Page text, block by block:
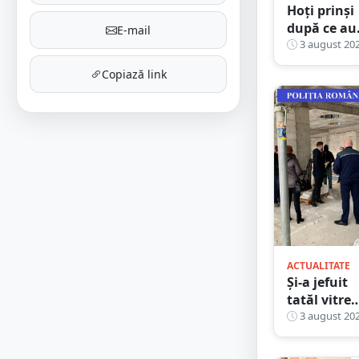
E-mail
Copiază link
Hoți prinși
după ce au
dat
lângă
Un
complicele
făcea de
pază
3 august
ACTUALITATE
Și-a jefuit
tatăl vitreg
după ce
susține că
nu și-a
3 august